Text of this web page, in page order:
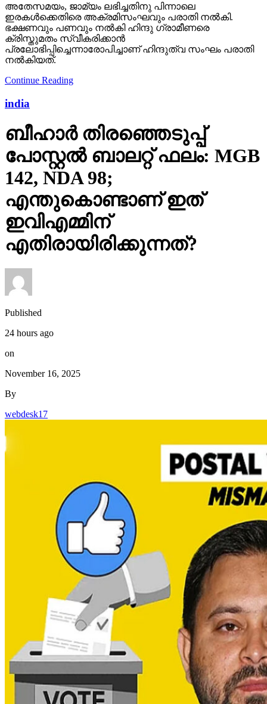
അതേസമയം, ജാമ്യം ലഭിച്ചതിനു പിന്നാലെ
ഇരകള്‍ക്കെതിരെ അക്രമിസംഘവും പരാതി നല്‍കി.
ഭക്ഷണവും പണവും നല്‍കി ഹിന്ദു ഗ്രാമീണരെ
ക്രിസ്തുമതം സ്വീകരിക്കാന്‍
പ്രലോഭിപ്പിച്ചെന്നാരോപിച്ചാണ് ഹിന്ദുത്വ സംഘം പരാതി
നല്‍കിയത്.
Continue Reading
india
ബീഹാർ തിരഞ്ഞെടുപ്പ്
പോസ്റ്റൽ ബാലറ്റ് ഫലം: MGB
142, NDA 98;
എന്തുകൊണ്ടാണ് ഇത്
ഇവിഎമ്മിന്
എതിരായിരിക്കുന്നത്?
Published
24 hours ago
on
November 16, 2025
By
webdesk17